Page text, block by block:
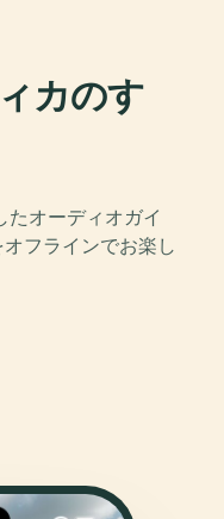
カのす
たオーディオガイ
フラインでお楽し